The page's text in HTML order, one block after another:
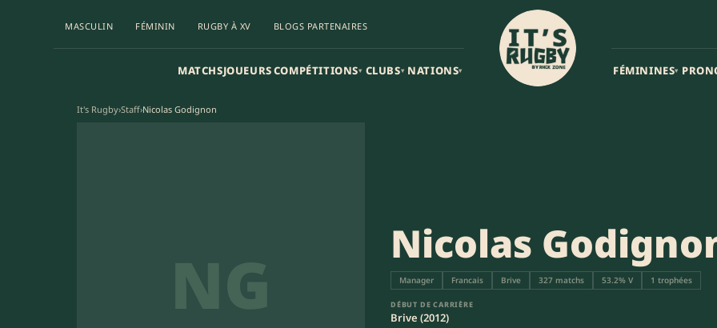
MASCULIN FÉMININ RUGBY À XV BLOGS PARTENAIRES
MATCHSJOUEURSCOMPÉTITIONS▾ CLUBS▾ NATIONS▾ FÉMININES▾
It's Rugby›Staff›Nicolas Godignon
NG Nicolas
Manager Francais Brive 327 matchs 53.2% V 1 trophées
DÉBUT DE CARRIÈRE
Brive (2012)